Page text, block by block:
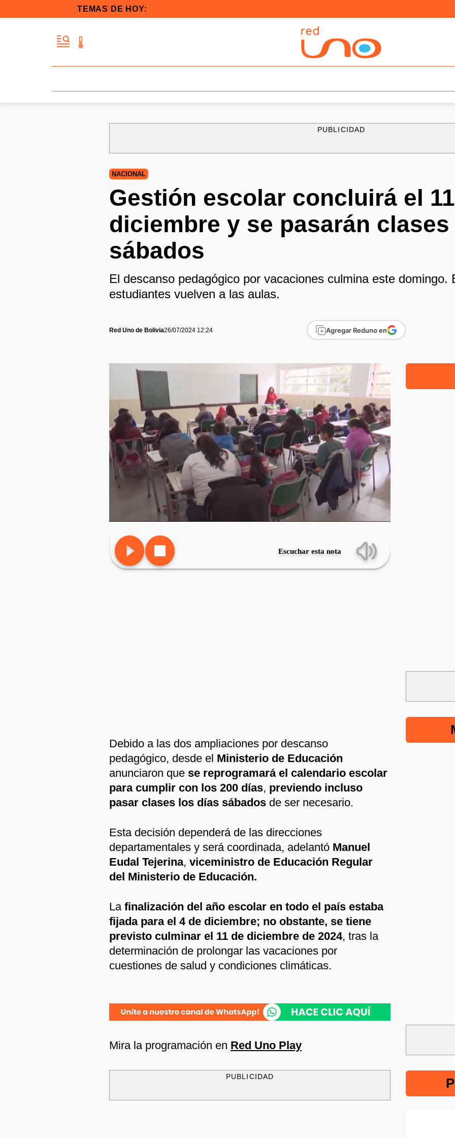
TEMAS DE HOY:
PUBLICIDAD
NACIONAL
Gestión escolar concluirá el
diciembre y se pasarán
sábados
El descanso pedagógico por vacaciones culmina este domingo.
estudiantes vuelven a las aulas.
Red Uno de Bolivia26/07/2024 12:24 Agregar Reduno en
Escuchar esta nota
Debido a las dos ampliaciones por descanso
pedagógico, desde el Ministerio de Educación
anunciaron que se reprogramará el calendario escolar
para cumplir con los 200 días, previendo incluso
pasar clases los días sábados de ser necesario.
Esta decisión dependerá de las direcciones
departamentales y será coordinada, adelantó Manuel
Eudal Tejerina, viceministro de Educación Regular
del Ministerio de Educación.
La finalización del año escolar en todo el país estaba
fijada para el 4 de diciembre; no obstante, se tiene
previsto culminar el 11 de diciembre de 2024, tras la
determinación de prolongar las vacaciones por
cuestiones de salud y condiciones climáticas.
Mira la programación en Red Uno Play
PUBLICIDAD